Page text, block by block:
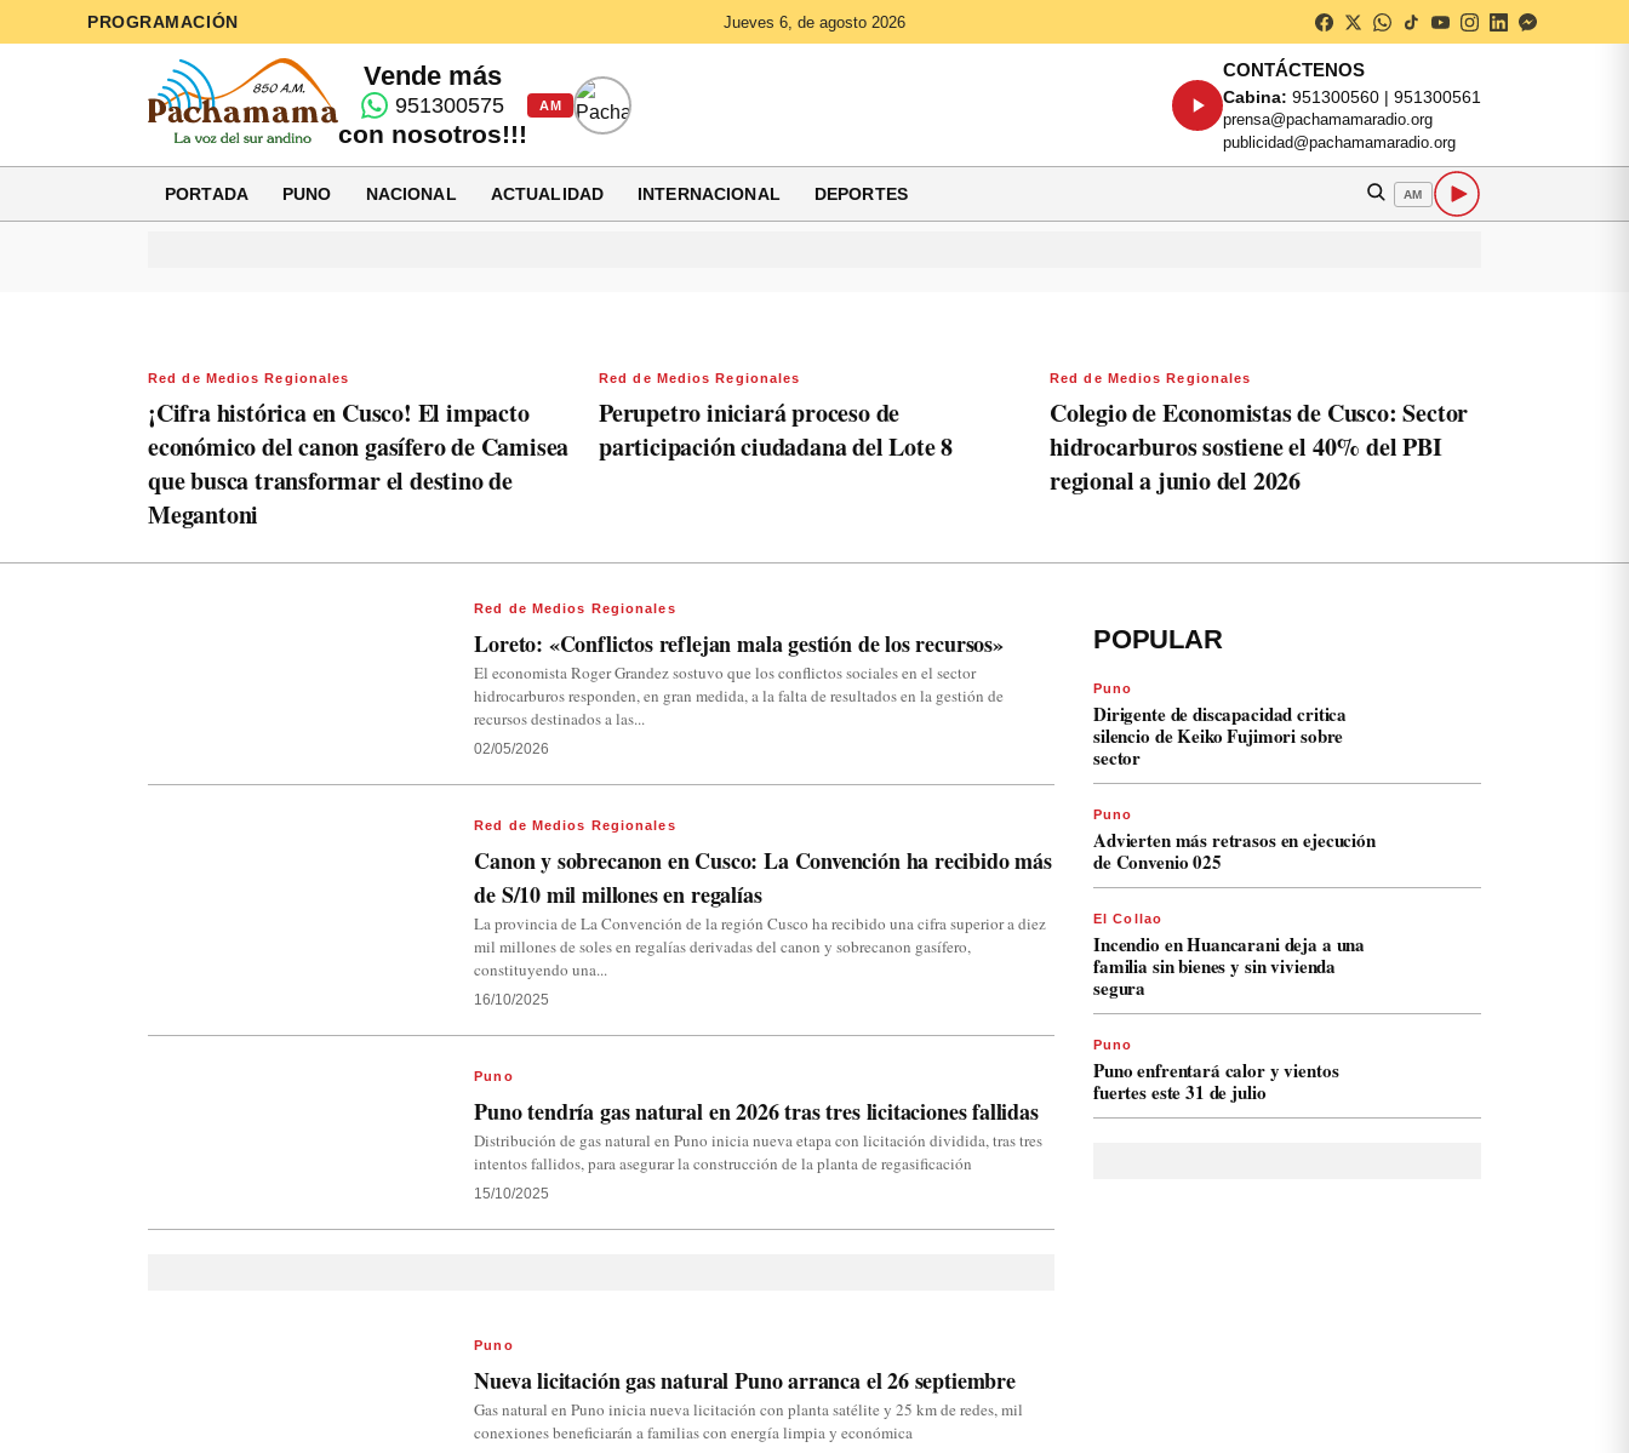
PROGRAMACIÓN Jueves 6, de agosto 2026
Vende más
951300575
con nosotros!!!
AM
CONTÁCTENOS
Cabina: 951300560 | 951300561
prensa@pachamamaradio.org
publicidad@pachamamaradio.org
PORTADA PUNO NACIONAL ACTUALIDAD INTERNACIONAL DEPORTES AM
Red de Medios Regionales
¡Cifra histórica en Cusco! El impacto
económico del canon gasífero de Camisea
que busca transformar el destino de
Megantoni
Red de Medios Regionales
Perupetro iniciará proceso de
participación ciudadana del Lote 8
Red de Medios Regionales
Colegio de Economistas de Cusco: Sector
hidrocarburos sostiene el 40% del PBI
regional a junio del 2026
Red de Medios Regionales
Loreto: «Conflictos reflejan mala gestión de los recursos»
El economista Roger Grandez sostuvo que los conflictos sociales en el sector
hidrocarburos responden, en gran medida, a la falta de resultados en la gestión de
recursos destinados a las...
02/05/2026
Red de Medios Regionales
Canon y sobrecanon en Cusco: La Convención ha recibido más
de S/10 mil millones en regalías
La provincia de La Convención de la región Cusco ha recibido una cifra superior a diez
mil millones de soles en regalías derivadas del canon y sobrecanon gasífero,
constituyendo una...
16/10/2025
Puno
Puno tendría gas natural en 2026 tras tres licitaciones fallidas
Distribución de gas natural en Puno inicia nueva etapa con licitación dividida, tras tres
intentos fallidos, para asegurar la construcción de la planta de regasificación
15/10/2025
Puno
Nueva licitación gas natural Puno arranca el 26 septiembre
Gas natural en Puno inicia nueva licitación con planta satélite y 25 km de redes, mil
conexiones beneficiarán a familias con energía limpia y económica
POPULAR
Puno
Dirigente de discapacidad critica
silencio de Keiko Fujimori sobre
sector
Puno
Advierten más retrasos en ejecución
de Convenio 025
El Collao
Incendio en Huancarani deja a una
familia sin bienes y sin vivienda
segura
Puno
Puno enfrentará calor y vientos
fuertes este 31 de julio